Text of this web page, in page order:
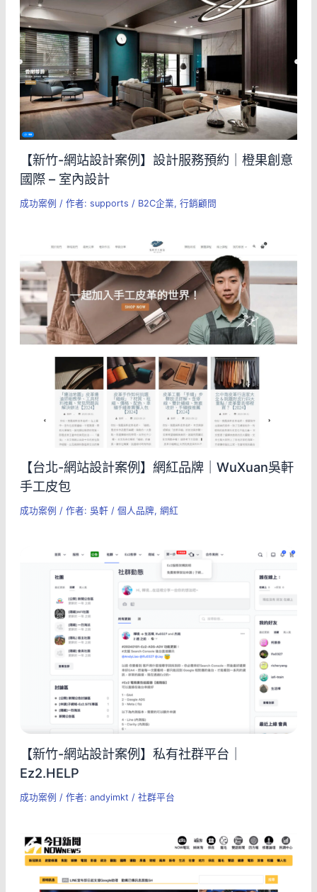
【新竹-網站設計案例】設計服務預約｜橙果創意
國際 – 室內設計
成功案例 / 作者: supports / B2C企業, 行銷顧問
【台北-網站設計案例】網紅品牌｜WuXuan吳軒
手工皮包
成功案例 / 作者: 吳軒 / 個人品牌, 網紅
【新竹-網站設計案例】私有社群平台｜
Ez2.HELP
成功案例 / 作者: andyimkt / 社群平台